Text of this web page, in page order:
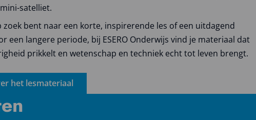
satelliet.
zoek bent naar een korte, inspirerende les of een uitdagend
een langere periode, bij ESERO Onderwijs vind je materiaal dat
prikkelt en wetenschap en techniek echt tot leven brengt.
het lesmateriaal